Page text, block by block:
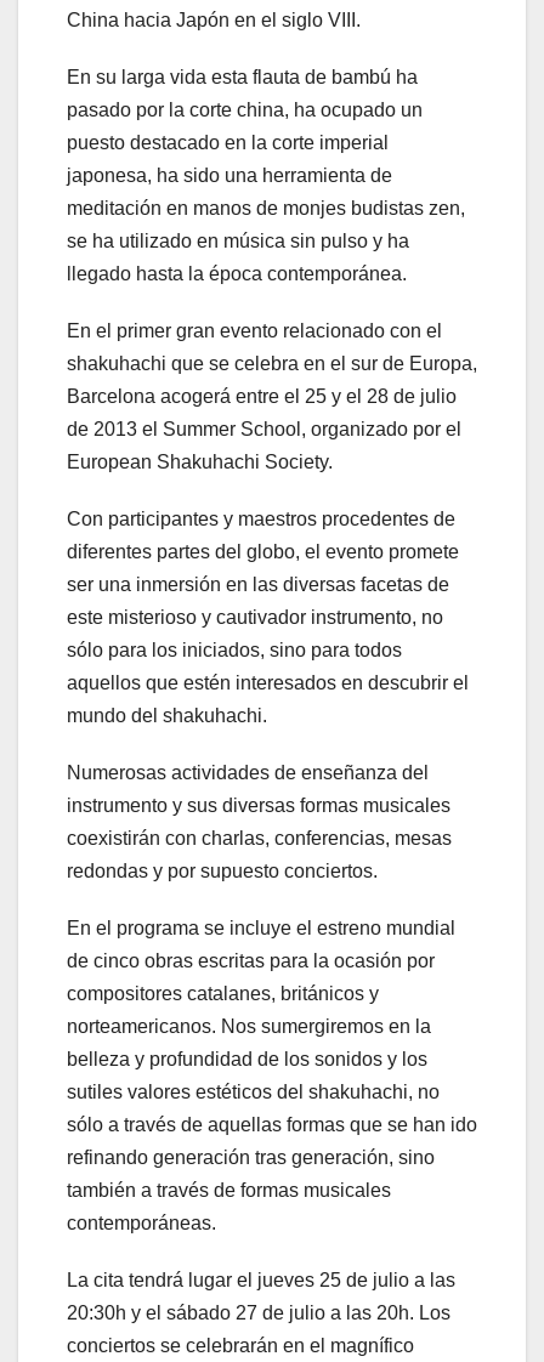
China hacia Japón en el siglo VIII.
En su larga vida esta flauta de bambú ha
pasado por la corte china, ha ocupado un
puesto destacado en la corte imperial
japonesa, ha sido una herramienta de
meditación en manos de monjes budistas zen,
se ha utilizado en música sin pulso y ha
llegado hasta la época contemporánea.
En el primer gran evento relacionado con el
shakuhachi que se celebra en el sur de Europa,
Barcelona acogerá entre el 25 y el 28 de julio
de 2013 el Summer School, organizado por el
European Shakuhachi Society.
Con participantes y maestros procedentes de
diferentes partes del globo, el evento promete
ser una inmersión en las diversas facetas de
este misterioso y cautivador instrumento, no
sólo para los iniciados, sino para todos
aquellos que estén interesados en descubrir el
mundo del shakuhachi.
Numerosas actividades de enseñanza del
instrumento y sus diversas formas musicales
coexistirán con charlas, conferencias, mesas
redondas y por supuesto conciertos.
En el programa se incluye el estreno mundial
de cinco obras escritas para la ocasión por
compositores catalanes, británicos y
norteamericanos. Nos sumergiremos en la
belleza y profundidad de los sonidos y los
sutiles valores estéticos del shakuhachi, no
sólo a través de aquellas formas que se han ido
refinando generación tras generación, sino
también a través de formas musicales
contemporáneas.
La cita tendrá lugar el jueves 25 de julio a las
20:30h y el sábado 27 de julio a las 20h. Los
conciertos se celebrarán en el magnífico